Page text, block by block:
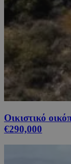
Οικιστικό
€290,000